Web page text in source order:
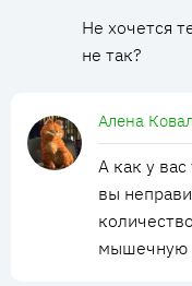
Не хочется
не так?
Алена
А как у
вы
мышечную